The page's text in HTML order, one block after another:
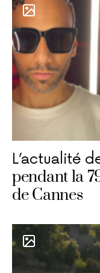
L’actualité
pendant la
de Cannes